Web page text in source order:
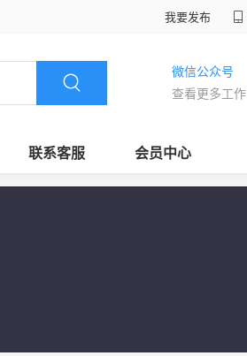
我要发布
微信公众号
查看更多工作
联系客服 会员中心